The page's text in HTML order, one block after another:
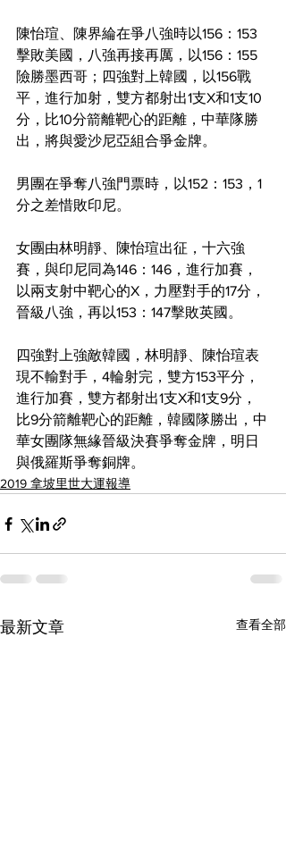
陳怡瑄、陳界綸在爭八強時以156：153
擊敗美國，八強再接再厲，以156：155
險勝墨西哥；四強對上韓國，以156戰
平，進行加射，雙方都射出1支X和1支10
分，比10分箭離靶心的距離，中華隊勝
出，將與愛沙尼亞組合爭金牌。
男團在爭奪八強門票時，以152：153，1
分之差惜敗印尼。
女團由林明靜、陳怡瑄出征，十六強
賽，與印尼同為146：146，進行加賽，
以兩支射中靶心的X，力壓對手的17分，
晉級八強，再以153：147擊敗英國。
四強對上強敵韓國，林明靜、陳怡瑄表
現不輸對手，4輪射完，雙方153平分，
進行加賽，雙方都射出1支X和1支9分，
比9分箭離靶心的距離，韓國隊勝出，中
華女團隊無緣晉級決賽爭奪金牌，明日
與俄羅斯爭奪銅牌。
2019 拿坡里世大運報導
最新文章 查看全部